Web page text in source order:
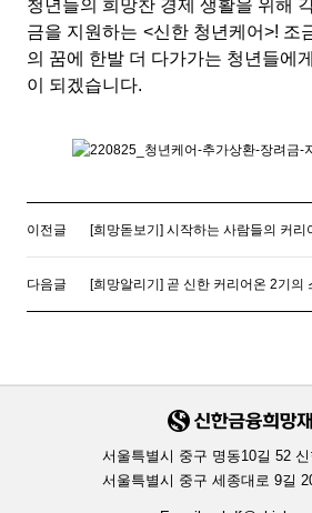
청년들의 희망찬 경제 생활을 위해
금을 지원하는 <신한 청년케어>! 조
의 꿈에 한발 더 다가가는 청년들에
이 되겠습니다.
이전글
다음글
서울특별시 중구 명동10길 52
서울특별시 중구 세종대로 9길